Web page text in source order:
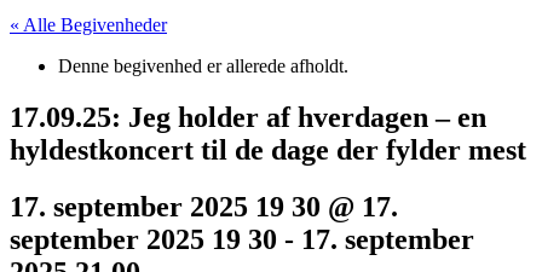
« Alle Begivenheder
Denne begivenhed er allerede afholdt.
17.09.25: Jeg holder af hverdagen – en
hyldestkoncert til de dage der fylder mest
17. september 2025 19 30 @ 17.
september 2025 19 30 - 17. september